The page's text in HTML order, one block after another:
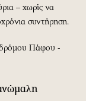
– χωρίς να
συντήρηση.
δρόμου Πάφου -